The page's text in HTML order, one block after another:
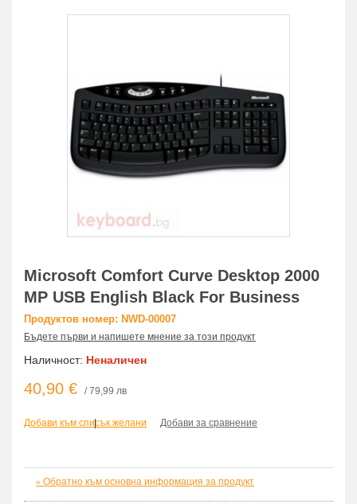
Microsoft Comfort Curve Desktop 2000
MP USB English Black For Business
Продуктов номер: NWD-00007
Бъдете първи и напишете мнение за този продукт
Наличност: Неналичен
40,90 € / 79,99 лв
Добави към списък желани
| Добави за сравнение
« Обратно към основна информация за продукт